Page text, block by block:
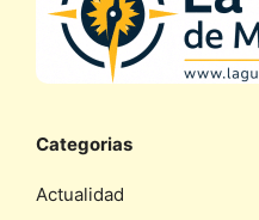
Categorias
Actualidad